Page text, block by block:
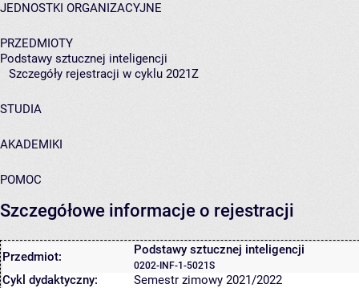
JEDNOSTKI ORGANIZACYJNE
PRZEDMIOTY
Podstawy sztucznej inteligencji
Szczegóły rejestracji w cyklu 2021Z
STUDIA
AKADEMIKI
POMOC
Szczegółowe informacje o rejestracji
Przedmiot: Podstawy sztucznej inteligencji
0202-INF-1-5021S
Cykl dydaktyczny: Semestr zimowy 2021/2022